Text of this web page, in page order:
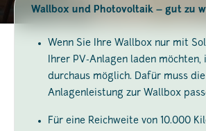
Wallbox und Photovoltaik – gut zu
Wenn Sie Ihre Wallbox nur mit
Ihrer PV-Anlagen laden möchten,
durchaus möglich. Dafür muss die
Anlagenleistung zur Wallbox
Für eine Reichweite von 10.000